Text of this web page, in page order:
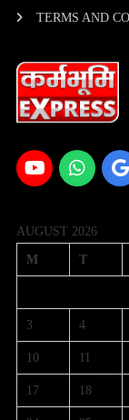
TERMS AND
AUGUST 2026
M T
3 4
10 11
17 18